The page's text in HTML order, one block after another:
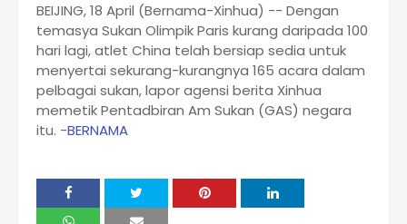
BEIJING, 18 April (Bernama-Xinhua) -- Dengan
temasya Sukan Olimpik Paris kurang daripada 100
hari lagi, atlet China telah bersiap sedia untuk
menyertai sekurang-kurangnya 165 acara dalam
pelbagai sukan, lapor agensi berita Xinhua
memetik Pentadbiran Am Sukan (GAS) negara
itu. -BERNAMA